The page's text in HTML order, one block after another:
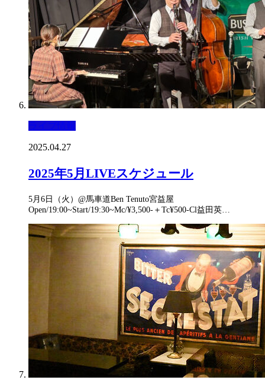
ライブ情報
2025.04.27
2025年5月LIVEスケジュール
5月6日（火）@馬車道Ben Tenuto宮益屋
Open/19:00~Start/19:30~Mc/¥3,500-＋Tc¥500-Cl益田英…